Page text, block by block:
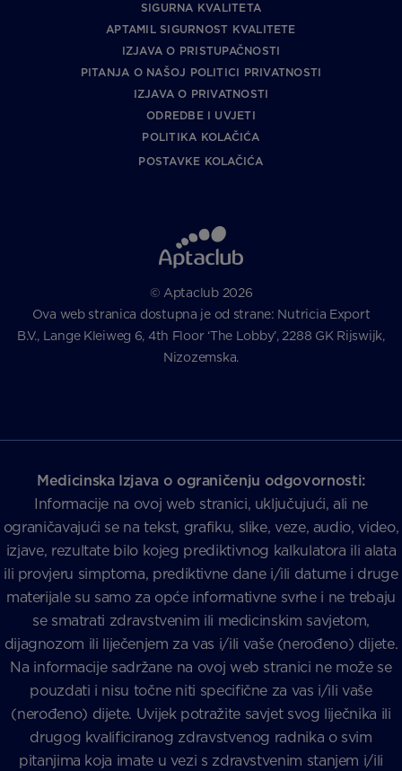
SIGURNA KVALITETA
APTAMIL SIGURNOST KVALITETE
IZJAVA O PRISTUPAČNOSTI
PITANJA O NAŠOJ POLITICI PRIVATNOSTI
IZJAVA O PRIVATNOSTI
ODREDBE I UVJETI
POLITIKA KOLAČIĆA
POSTAVKE KOLAČIĆA
© Aptaclub 2026
Ova web stranica dostupna je od strane: Nutricia Export
B.V., Lange Kleiweg 6, 4th Floor ‘The Lobby’, 2288 GK Rijswijk,
Nizozemska.
Medicinska Izjava o ograničenju odgovornosti:
Informacije na ovoj web stranici, uključujući, ali ne
ograničavajući se na tekst, grafiku, slike, veze, audio, video,
izjave, rezultate bilo kojeg prediktivnog kalkulatora ili alata
ili provjeru simptoma, prediktivne dane i/ili datume i druge
materijale su samo za opće informativne svrhe i ne trebaju
se smatrati zdravstvenim ili medicinskim savjetom,
dijagnozom ili liječenjem za vas i/ili vaše (nerođeno) dijete.
Na informacije sadržane na ovoj web stranici ne može se
pouzdati i nisu točne niti specifične za vas i/ili vaše
(nerođeno) dijete. Uvijek potražite savjet svog liječnika ili
drugog kvalificiranog zdravstvenog radnika o svim
pitanjima koja imate u vezi s zdravstvenim stanjem i/ili